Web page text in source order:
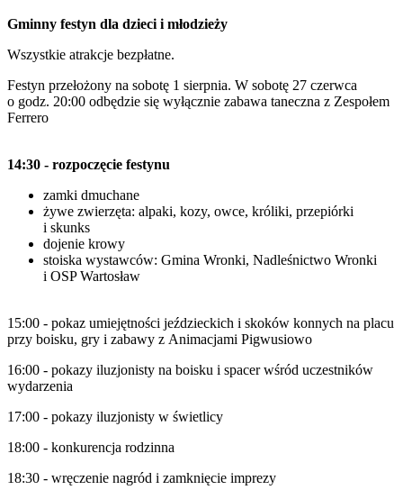
Gminny festyn dla dzieci i młodzieży
Wszystkie atrakcje bezpłatne.
Festyn przełożony na sobotę 1 sierpnia. W sobotę 27 czerwca
o godz. 20:00 odbędzie się wyłącznie zabawa taneczna z Zespołem
Ferrero
14:30 - rozpoczęcie festynu
zamki dmuchane
żywe zwierzęta: alpaki, kozy, owce, króliki, przepiórki
i skunks
dojenie krowy
stoiska wystawców: Gmina Wronki, Nadleśnictwo Wronki
i OSP Wartosław
15:00 - pokaz umiejętności jeździeckich i skoków konnych na placu
przy boisku, gry i zabawy z Animacjami Pigwusiowo
16:00 - pokazy iluzjonisty na boisku i spacer wśród uczestników
wydarzenia
17:00 - pokazy iluzjonisty w świetlicy
18:00 - konkurencja rodzinna
18:30 - wręczenie nagród i zamknięcie imprezy